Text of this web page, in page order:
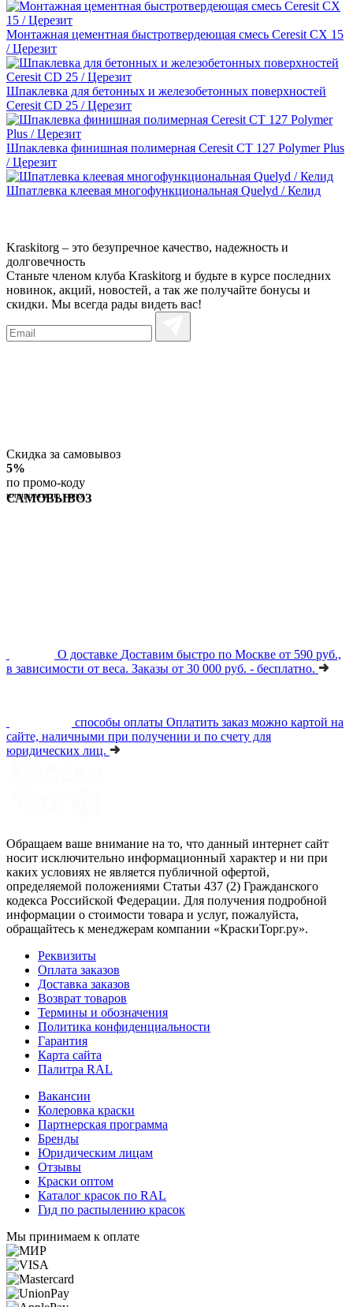
Монтажная цементная быстротвердеющая смесь Ceresit CX 15
/ Церезит
Шпаклевка для бетонных и железобетонных поверхностей
Ceresit CD 25 / Церезит
Шпаклевка финишная полимерная Ceresit CT 127 Polymer Plus
/ Церезит
Шпатлевка клеевая многофункциональная Quelyd / Келид
Kraskitorg – это безупречное качество, надежность и
долговечность
Станьте членом клуба Kraskitorg и будьте в курсе последних
новинок, акций, новостей, а так же получайте бонусы и
скидки. Мы всегда рады видеть вас!
Скидка за самовывоз
5%
по промо-коду
копировать по клику
САМОВЫВОЗ
О доставке Доставим быстро по Москве от 590 руб.,
в зависимости от веса. Заказы от 30 000 руб. - бесплатно.
способы оплаты Оплатить заказ можно картой на
сайте, наличными при получении и по счету для
юридических лиц.
Обращаем ваше внимание на то, что данный интернет сайт
носит исключительно информационный характер и ни при
каких условиях не является публичной офертой,
определяемой положениями Статьи 437 (2) Гражданского
кодекса Российской Федерации. Для получения подробной
информации о стоимости товара и услуг, пожалуйста,
обращайтесь к менеджерам компании «КраскиТорг.ру».
Реквизиты
Оплата заказов
Доставка заказов
Возврат товаров
Термины и обозначения
Политика конфиденциальности
Гарантия
Карта сайта
Палитра RAL
Вакансии
Колеровка краски
Партнерская программа
Бренды
Юридическим лицам
Отзывы
Краски оптом
Каталог красок по RAL
Гид по распылению красок
Мы принимаем к оплате